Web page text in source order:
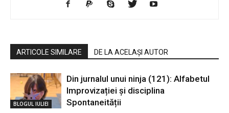
ARTICOLE SIMILARE DE LA ACELAȘI AUTOR
BLOGUL IULIEI
Din jurnalul unui ninja (121): Alfabetul
Improvizației și disciplina
Spontaneității